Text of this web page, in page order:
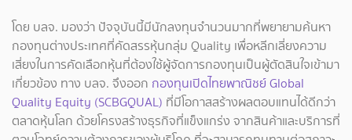
โดย บลจ. มองว่า ปัจจุบันนี้มีนักลงทุนจำนวนมากที่พยายามค้นหา
กองทุนต่างประเทศที่คัดสรรหุ้นกลุ่ม Quality เพื่อหลีกเลี่ยงความ
เสี่ยงในการคัดเลือกหุ้นที่ต้องใช้ผู้จัดการกองทุนเป็นผู้ตัดสินใจเข้ามา
เกี่ยวข้อง ทาง บลจ. จึงออก กองทุนเปิดไทยพาณิชย์ Global
Quality Equity (SCBGQUAL) ที่มีโอกาสสร้างผลตอบแทนได้ดีกว่า
ตลาดหุ้นโลก ด้วยโครงสร้างธุรกิจที่แข็งแกร่ง จากสินค้าและบริการที่